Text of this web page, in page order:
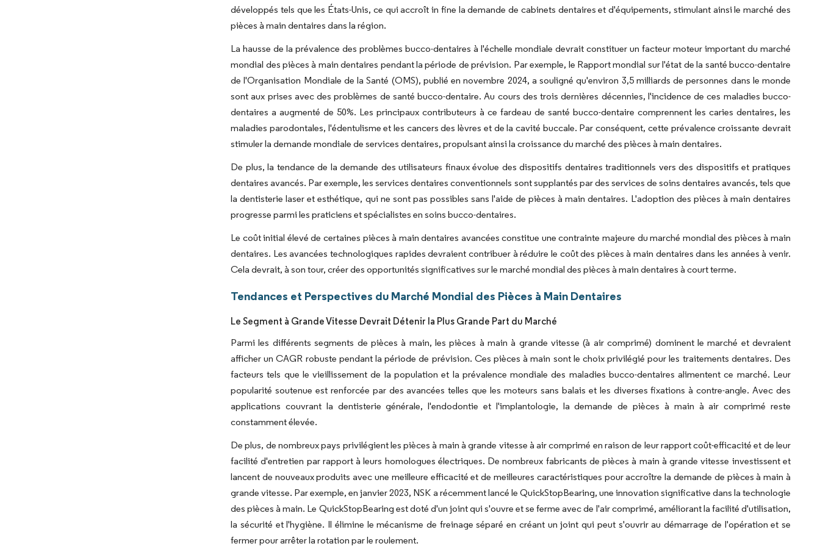
développés tels que les États-Unis, ce qui accroît in fine la demande de cabinets dentaires et d'équipements, stimulant ainsi le marché des
pièces à main dentaires dans la région.
La hausse de la prévalence des problèmes bucco-dentaires à l'échelle mondiale devrait constituer un facteur moteur important du marché
mondial des pièces à main dentaires pendant la période de prévision. Par exemple, le Rapport mondial sur l'état de la santé bucco-dentaire
de l'Organisation Mondiale de la Santé (OMS), publié en novembre 2024, a souligné qu'environ 3,5 milliards de personnes dans le monde
sont aux prises avec des problèmes de santé bucco-dentaire. Au cours des trois dernières décennies, l'incidence de ces maladies bucco-
dentaires a augmenté de 50%. Les principaux contributeurs à ce fardeau de santé bucco-dentaire comprennent les caries dentaires, les
maladies parodontales, l'édentulisme et les cancers des lèvres et de la cavité buccale. Par conséquent, cette prévalence croissante devrait
stimuler la demande mondiale de services dentaires, propulsant ainsi la croissance du marché des pièces à main dentaires.
De plus, la tendance de la demande des utilisateurs finaux évolue des dispositifs dentaires traditionnels vers des dispositifs et pratiques
dentaires avancés. Par exemple, les services dentaires conventionnels sont supplantés par des services de soins dentaires avancés, tels que
la dentisterie laser et esthétique, qui ne sont pas possibles sans l'aide de pièces à main dentaires. L'adoption des pièces à main dentaires
progresse parmi les praticiens et spécialistes en soins bucco-dentaires.
Le coût initial élevé de certaines pièces à main dentaires avancées constitue une contrainte majeure du marché mondial des pièces à main
dentaires. Les avancées technologiques rapides devraient contribuer à réduire le coût des pièces à main dentaires dans les années à venir.
Cela devrait, à son tour, créer des opportunités significatives sur le marché mondial des pièces à main dentaires à court terme.
Tendances et Perspectives du Marché Mondial des Pièces à Main Dentaires
Le Segment à Grande Vitesse Devrait Détenir la Plus Grande Part du Marché
Parmi les différents segments de pièces à main, les pièces à main à grande vitesse (à air comprimé) dominent le marché et devraient
afficher un CAGR robuste pendant la période de prévision. Ces pièces à main sont le choix privilégié pour les traitements dentaires. Des
facteurs tels que le vieillissement de la population et la prévalence mondiale des maladies bucco-dentaires alimentent ce marché. Leur
popularité soutenue est renforcée par des avancées telles que les moteurs sans balais et les diverses fixations à contre-angle. Avec des
applications couvrant la dentisterie générale, l'endodontie et l'implantologie, la demande de pièces à main à air comprimé reste
constamment élevée.
De plus, de nombreux pays privilégient les pièces à main à grande vitesse à air comprimé en raison de leur rapport coût-efficacité et de leur
facilité d'entretien par rapport à leurs homologues électriques. De nombreux fabricants de pièces à main à grande vitesse investissent et
lancent de nouveaux produits avec une meilleure efficacité et de meilleures caractéristiques pour accroître la demande de pièces à main à
grande vitesse. Par exemple, en janvier 2023, NSK a récemment lancé le QuickStopBearing, une innovation significative dans la technologie
des pièces à main. Le QuickStopBearing est doté d'un joint qui s'ouvre et se ferme avec de l'air comprimé, améliorant la facilité d'utilisation,
la sécurité et l'hygiène. Il élimine le mécanisme de freinage séparé en créant un joint qui peut s'ouvrir au démarrage de l'opération et se
fermer pour arrêter la rotation par le roulement.